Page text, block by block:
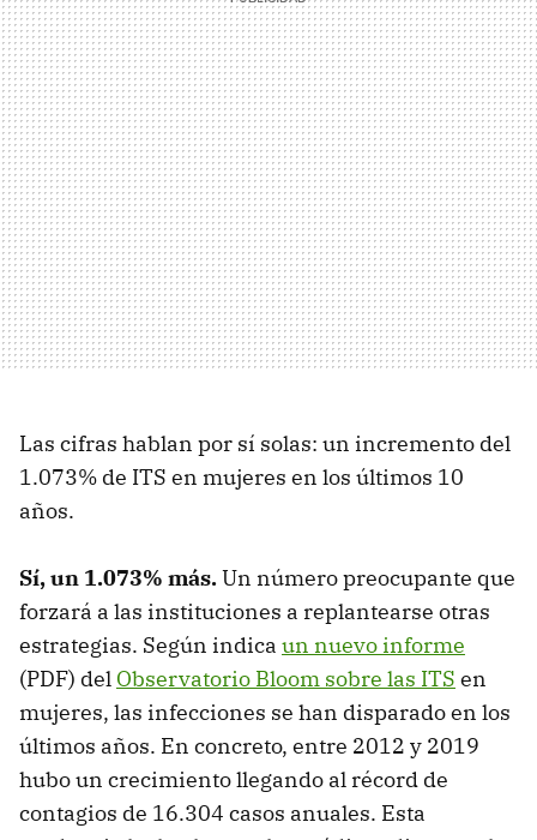
Las cifras hablan por sí solas: un incremento del
1.073% de ITS en mujeres en los últimos 10
años.
Sí, un 1.073% más.Un número preocupante que
forzará a las instituciones a replantearse otras
estrategias. Según indica un nuevo informe
(PDF) del Observatorio Bloom sobre las ITS en
mujeres, las infecciones se han disparado en los
últimos años. En concreto, entre 2012 y 2019
hubo un crecimiento llegando al récord de
contagios de 16.304 casos anuales. Esta